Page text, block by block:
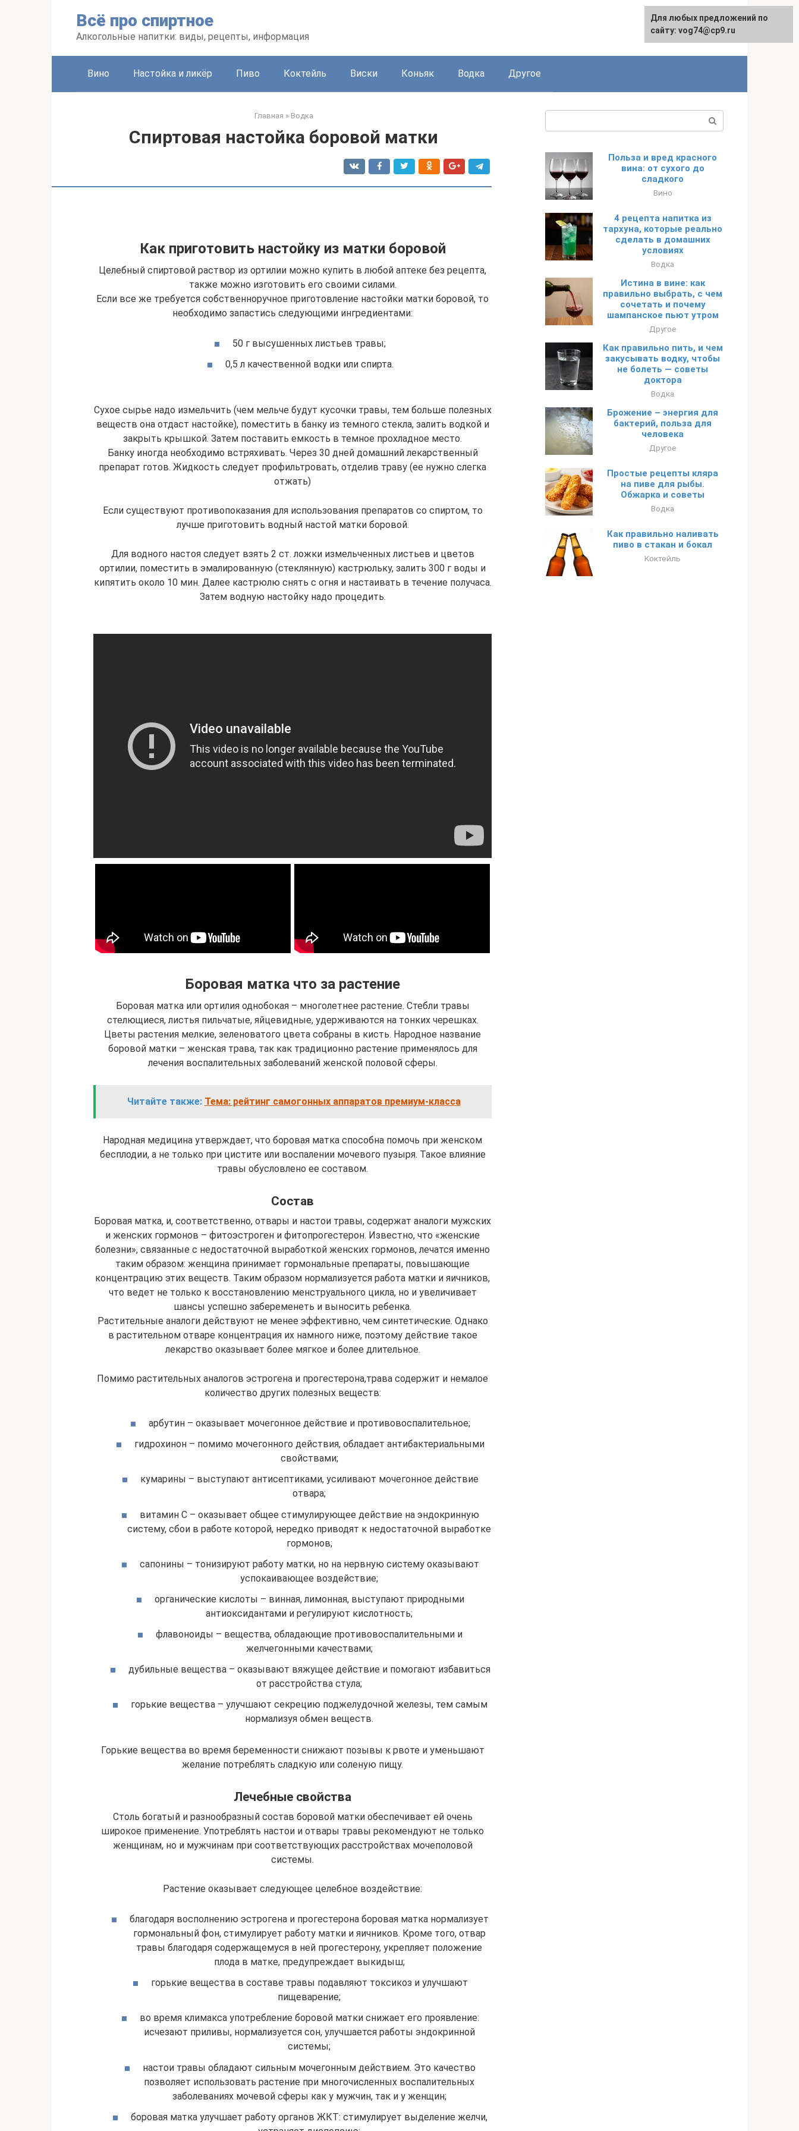
Всё про спиртное
Алкогольные напитки: виды, рецепты, информация
Вино Настойка и ликёр Пиво Коктейль Виски Коньяк Водка Другое
Главная » Водка
Спиртовая настойка боровой матки
Как приготовить настойку из матки боровой
Целебный спиртовой раствор из ортилии можно купить в любой аптеке без рецепта,
также можно изготовить его своими силами.
Если все же требуется собственноручное приготовление настойки матки боровой, то
необходимо запастись следующими ингредиентами:
50 г высушенных листьев травы;
0,5 л качественной водки или спирта.
Сухое сырье надо измельчить (чем мельче будут кусочки травы, тем больше полезных
веществ она отдаст настойке), поместить в банку из темного стекла, залить водкой и
закрыть крышкой. Затем поставить емкость в темное прохладное место.
Банку иногда необходимо встряхивать. Через 30 дней домашний лекарственный
препарат готов. Жидкость следует профильтровать, отделив траву (ее нужно слегка
отжать)
Если существуют противопоказания для использования препаратов со спиртом, то
лучше приготовить водный настой матки боровой.
Для водного настоя следует взять 2 ст. ложки измельченных листьев и цветов
ортилии, поместить в эмалированную (стеклянную) кастрюльку, залить 300 г воды и
кипятить около 10 мин. Далее кастрюлю снять с огня и настаивать в течение получаса.
Затем водную настойку надо процедить.
Боровая матка что за растение
Боровая матка или ортилия однобокая – многолетнее растение. Стебли травы
стелющиеся, листья пильчатые, яйцевидные, удерживаются на тонких черешках.
Цветы растения мелкие, зеленоватого цвета собраны в кисть. Народное название
боровой матки – женская трава, так как традиционно растение применялось для
лечения воспалительных заболеваний женской половой сферы.
Читайте также: Тема: рейтинг самогонных аппаратов премиум-класса
Народная медицина утверждает, что боровая матка способна помочь при женском
бесплодии, а не только при цистите или воспалении мочевого пузыря. Такое влияние
травы обусловлено ее составом.
Состав
Боровая матка, и, соответственно, отвары и настои травы, содержат аналоги мужских
и женских гормонов – фитоэстроген и фитопрогестерон. Известно, что «женские
болезни», связанные с недостаточной выработкой женских гормонов, лечатся именно
таким образом: женщина принимает гормональные препараты, повышающие
концентрацию этих веществ. Таким образом нормализуется работа матки и яичников,
что ведет не только к восстановлению менструального цикла, но и увеличивает
шансы успешно забеременеть и выносить ребенка.
Растительные аналоги действуют не менее эффективно, чем синтетические. Однако
в растительном отваре концентрация их намного ниже, поэтому действие такое
лекарство оказывает более мягкое и более длительное.
Помимо растительных аналогов эстрогена и прогестерона,трава содержит и немалое
количество других полезных веществ:
арбутин – оказывает мочегонное действие и противовоспалительное;
гидрохинон – помимо мочегонного действия, обладает антибактериальными
свойствами;
кумарины – выступают антисептиками, усиливают мочегонное действие
отвара;
витамин C – оказывает общее стимулирующее действие на эндокринную
систему, сбои в работе которой, нередко приводят к недостаточной выработке
гормонов;
сапонины – тонизируют работу матки, но на нервную систему оказывают
успокаивающее воздействие;
органические кислоты – винная, лимонная, выступают природными
антиоксидантами и регулируют кислотность;
флавоноиды – вещества, обладающие противовоспалительными и
желчегонными качествами;
дубильные вещества – оказывают вяжущее действие и помогают избавиться
от расстройства стула;
горькие вещества – улучшают секрецию поджелудочной железы, тем самым
нормализуя обмен веществ.
Горькие вещества во время беременности снижают позывы к рвоте и уменьшают
желание потреблять сладкую или соленую пищу.
Лечебные свойства
Столь богатый и разнообразный состав боровой матки обеспечивает ей очень
широкое применение. Употреблять настои и отвары травы рекомендуют не только
женщинам, но и мужчинам при соответствующих расстройствах мочеполовой
системы.
Растение оказывает следующее целебное воздействие:
благодаря восполнению эстрогена и прогестерона боровая матка нормализует
гормональный фон, стимулирует работу матки и яичников. Кроме того, отвар
травы благодаря содержащемуся в ней прогестерону, укрепляет положение
плода в матке, предупреждает выкидыш;
горькие вещества в составе травы подавляют токсикоз и улучшают
пищеварение;
во время климакса употребление боровой матки снижает его проявление:
исчезают приливы, нормализуется сон, улучшается работы эндокринной
системы;
настои травы обладают сильным мочегонным действием. Это качество
позволяет использовать растение при многочисленных воспалительных
заболеваниях мочевой сферы как у мужчин, так и у женщин;
боровая матка улучшает работу органов ЖКТ: стимулирует выделение желчи,
Польза и вред красного
вина: от сухого до
сладкого
Вино
4 рецепта напитка из
тархуна, которые реально
сделать в домашних
условиях
Водка
Истина в вине: как
правильно выбрать, с чем
сочетать и почему
шампанское пьют утром
Другое
Как правильно пить, и чем
закусывать водку, чтобы
не болеть — советы
доктора
Водка
Брожение – энергия для
бактерий, польза для
человека
Другое
Простые рецепты кляра
на пиве для рыбы.
Обжарка и советы
Водка
Как правильно наливать
пиво в стакан и бокал
Коктейль
Для любых предложений по
сайту: vog74@cp9.ru